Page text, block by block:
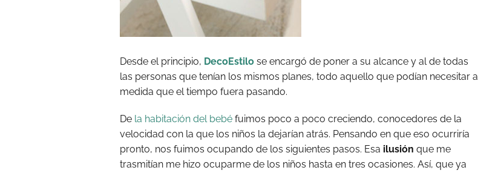
Desde el principio, DecoEstilo se encargó de poner a su alcance y al de todas
las personas que tenían los mismos planes, todo aquello que podían necesitar a
medida que el tiempo fuera pasando.
De la habitación del bebé fuimos poco a poco creciendo, conocedores de la
velocidad con la que los niños la dejarían atrás. Pensando en que eso ocurriría
pronto, nos fuimos ocupando de los siguientes pasos. Esa ilusión que me
trasmitían me hizo ocuparme de los niños hasta en tres ocasiones. Así, que ya